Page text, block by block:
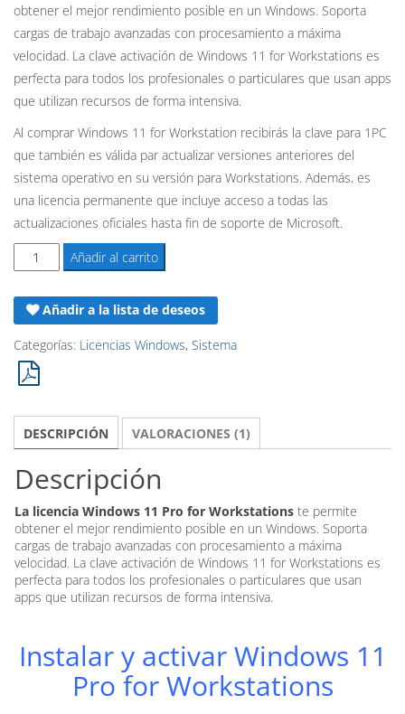
original
era:
479,90€.
actual
es:
44,90€.
obtener el mejor rendimiento posible en un Windows. Soporta
cargas de trabajo avanzadas con procesamiento a máxima
velocidad. La clave activación de Windows 11 for Workstations es
perfecta para todos los profesionales o particulares que usan apps
que utilizan recursos de forma intensiva.
Al comprar Windows 11 for Workstation recibirás la clave para 1PC
que también es válida par actualizar versiones anteriores del
sistema operativo en su versión para Workstations. Además, es
una licencia permanente que incluye acceso a todas las
actualizaciones oficiales hasta fin de soporte de Microsoft.
Licencia
Windows
11
Pro
for
Workstations
cantidad
Añadir al carrito
Añadir a la lista de deseos
Categorías: Licencias Windows, Sistema
DESCRIPCIÓN VALORACIONES (1)
Descripción
La licencia Windows 11 Pro for Workstations te permite
obtener el mejor rendimiento posible en un Windows. Soporta
cargas de trabajo avanzadas con procesamiento a máxima
velocidad. La clave activación de Windows 11 for Workstations es
perfecta para todos los profesionales o particulares que usan
apps que utilizan recursos de forma intensiva.
Instalar y activar Windows 11
Pro for Workstations